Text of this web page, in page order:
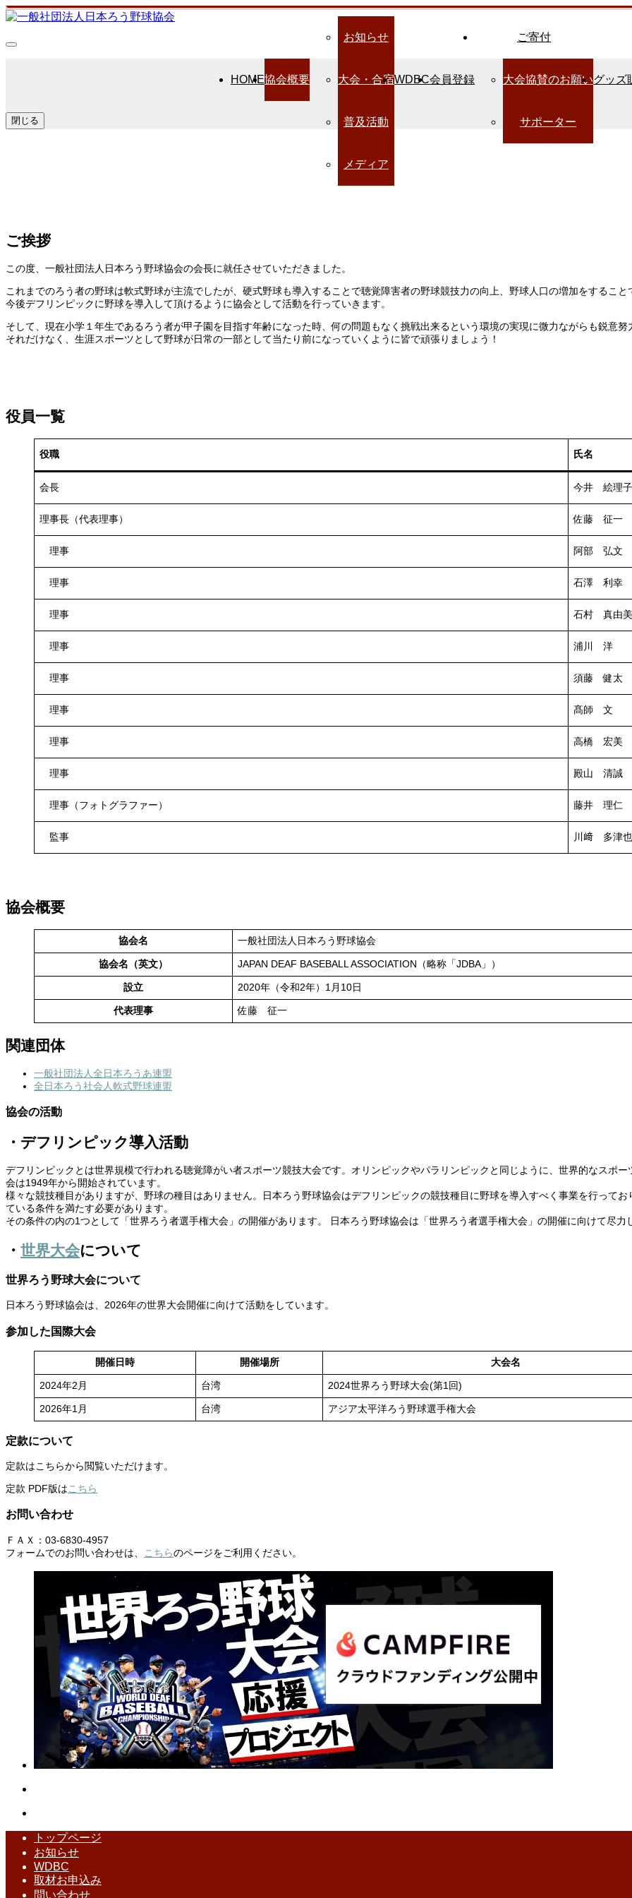
HOME協会概要
お知らせ
大会・合宿
普及活動
メディア
WDBC会員登録
ご寄付
大会協賛のお願い
サポーター
グッズ
閉じる
ご挨拶
この度、一般社団法人日本ろう野球協会の会長に就任させていただきました。
これまでのろう者の野球は軟式野球が主流でしたが、硬式野球も導入することで聴覚障害者の野球競技力の向上、野球人口の増加をするこ
今後デフリンピックに野球を導入して頂けるように協会として活動を行っていきます。
そして、現在小学１年生であるろう者が甲子園を目指す年齢になった時、何の問題もなく挑戦出来るという環境の実現に微力ながらも鋭意
それだけなく、生涯スポーツとして野球が日常の一部として当たり前になっていくように皆で頑張りましょう！
役員一覧
役職 氏名
会長 今井 絵理子
理事長（代表理事） 佐藤 征一
理事 阿部 弘文
理事 石澤 利幸
理事 石村 真由美
理事 浦川 洋
理事 須藤 健太
理事 髙師 文
理事 高橋 宏美
理事 殿山 清誠
理事（フォトグラファー） 藤井 理仁
監事 川﨑 多津也
協会概要
協会名 一般社団法人日本ろう野球協会
協会名（英文） JAPAN DEAF BASEBALL ASSOCIATION（略称「JDBA」）
設立 2020年（令和2年）1月10日
代表理事 佐藤 征一
関連団体
一般社団法人全日本ろうあ連盟
全日本ろう社会人軟式野球連盟
協会の活動
・デフリンピック導入活動
デフリンピックとは世界規模で行われる聴覚障がい者スポーツ競技大会です。オリンピックやパラリンピックと同じように、世界的なスポ
会は1949年から開始されています。
様々な競技種目がありますが、野球の種目はありません。日本ろう野球協会はデフリンピックの競技種目に野球を導入すべく事業を行って
ている条件を満たす必要があります。
その条件の内の1つとして「世界ろう者選手権大会」の開催があります。 日本ろう野球協会は「世界ろう者選手権大会」の開催に向けて尽力
・ 世界大会について
世界ろう野球大会について
日本ろう野球協会は、2026年の世界大会開催に向けて活動をしています。
参加した国際大会
開催日時 開催場所 大会名
2024年2月 台湾 2024世界ろう野球大会(第1回)
2026年1月 台湾 アジア太平洋ろう野球選手権大会
定款について
定款はこちらから閲覧いただけます。
定款 PDF版はこちら
お問い合わせ
ＦＡＸ：03-6830-4957
フォームでのお問い合わせは、
こちらのページをご利用ください。
トップページ
お知らせ
WDBC
取材お申込み
問い合わせ